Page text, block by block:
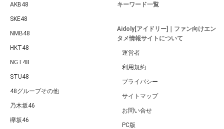
AKB48
SKE48
NMB48
HKT48
NGT48
STU48
48グループその他
乃木坂46
欅坂46
キーワード一覧
Aidoly[アイドリー]｜ファン向けエン
タメ情報サイトについて
運営者
利用規約
プライバシー
サイトマップ
お問い合せ
PC版